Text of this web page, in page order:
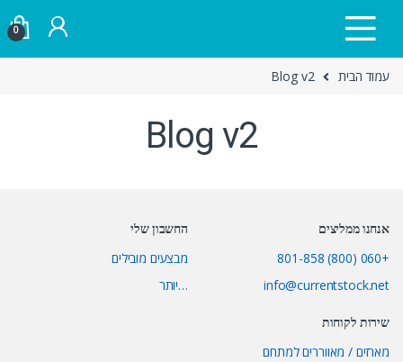
0
עמוד הבית Blog v2
Blog v2
אנחנו ממליצים
+060 (800) 801-858
info@currentstock.net
החשבון שלי
מבצעים מובילים
…יותר
שירות לקוחות
מארזים / מאווררים למתחם